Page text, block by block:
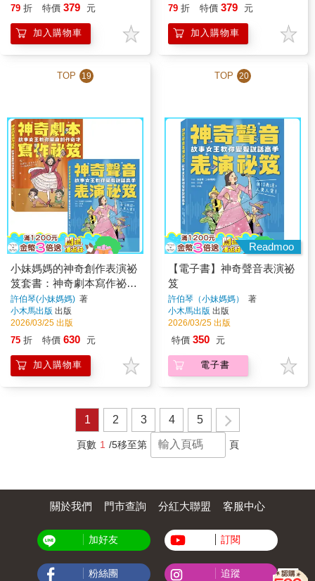
79 折 特價 379 元
加入購物車
79 折 特價 379 元
加入購物車
TOP 19
小妹媽媽的神奇創作表演祕
笈套書：神奇劇本寫作祕笈
+神奇聲音表演祕笈【小學
生最需要的自信表達工具
書】
許伯琴(小妹媽媽) 著
小木馬出版 出版
2026/03/25 出版
75 折 特價 630 元
加入購物車
TOP 20
Readmoo
【電子書】神奇聲音表演祕
笈
許伯琴（小妹媽媽）
著
小木馬出版 出版
2026/03/25 出版
特價 350 元
電子書
1 2 3 4 5
頁數 1 /5移至第 頁
關於我們 門市查詢 分紅大聯盟 客服中心
加好友 訂閱
粉絲團 追蹤